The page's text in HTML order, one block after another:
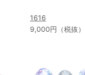
1616
9,000円（税抜）